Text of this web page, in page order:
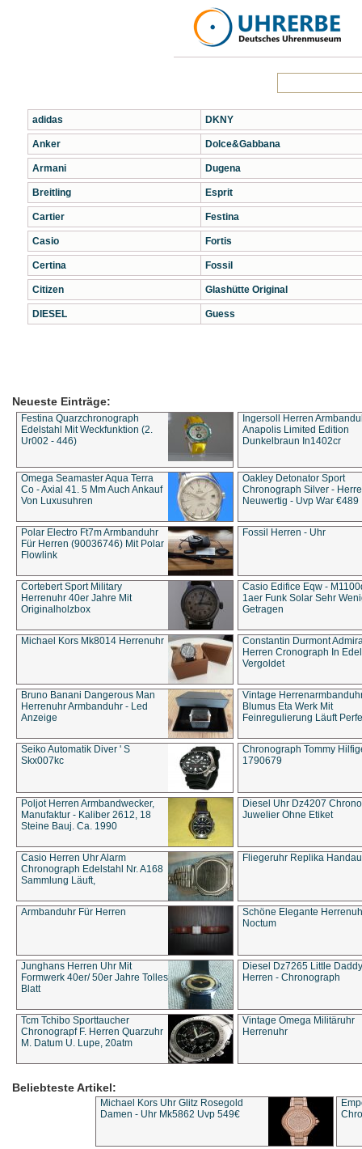
adidas
Anker
Armani
Breitling
Cartier
Casio
Certina
Citizen
DIESEL
DKNY
Dolce&Gabbana
Dugena
Esprit
Festina
Fortis
Fossil
Glashütte Original
Guess
Neueste Einträge:
Festina Quarzchronograph
Edelstahl Mit Weckfunktion (2.
Ur002 - 446)
Ingersoll Herren
Anapolis Limited Edition
Dunkelbraun In1402cr
Omega Seamaster Aqua Terra
Co - Axial 41. 5 Mm Auch Ankauf
Von Luxusuhren
Oakley Detonator Sport
Chronograph Silver -
Neuwertig - Uvp War €489
Polar Electro Ft7m Armbanduhr
Für Herren (90036746) Mit Polar
Flowlink
Fossil Herren - Uhr
Cortebert Sport Military
Herrenuhr 40er Jahre Mit
Originalholzbox
Casio Edifice Eqw -
1aer Funk Solar Sehr
Getragen
Michael Kors Mk8014 Herrenuhr
Constantin Durmont
Herren Cronograph In
Vergoldet
Bruno Banani Dangerous Man
Herrenuhr Armbanduhr - Led
Anzeige
Vintage
Blumus Eta Werk Mit
Feinregulierung Läuft
Seiko Automatik Diver ' S
Skx007kc
Chronograph Tommy
1790679
Poljot Herren Armbandwecker,
Manufaktur - Kaliber 2612, 18
Steine Bauj. Ca. 1990
Diesel Uhr Dz4207
Juwelier Ohne Etiket
Casio Herren Uhr Alarm
Chronograph Edelstahl Nr. A168
Sammlung Läuft,
Fliegeruhr Replika
Armbanduhr Für Herren
Schöne Elegante
Noctum
Junghans Herren Uhr Mit
Formwerk 40er/ 50er Jahre Tolles
Blatt
Diesel Dz7265 Little Daddy
Herren - Chronograph
Tcm Tchibo Sporttaucher
Chronograpf F. Herren Quarzuhr
M. Datum U. Lupe, 20atm
Vintage Omega Militäruhr
Herrenuhr
Beliebteste Artikel:
Michael Kors Uhr Glitz Rosegold
Damen - Uhr Mk5862 Uvp 549€